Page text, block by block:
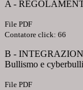
A -
File PDF
Contatore click: 66
B -
Bullismo e
File PDF